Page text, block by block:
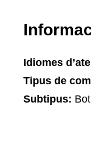
Idiomes
Tipus de
Subtipus: